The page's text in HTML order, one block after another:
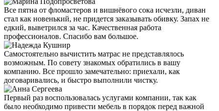
Все пятна от фломастеров и вишнёвого сока исчезли, диван
стал как новенький, не придется заказывать обивку. Запах не
едкий, выветрился за час. Качественная работа
профессионалов. Спасибо вам большое.
Самостоятельно вычистить матрас не представлялось
возможным. По совету знакомых обратились в вашу
компанию. Все прошло замечательно: приехали, как
договаривались, и быстро выполнили чистку.
Первый раз воспользовалась услугами компании, так как
было необходимо привести мебель в порядок перед важной